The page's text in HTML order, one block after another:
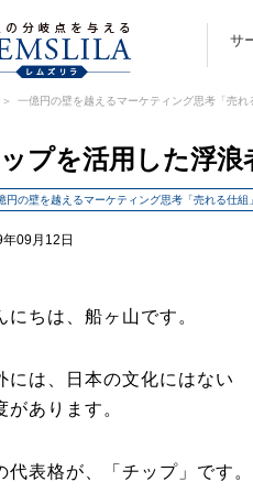
サ
一億円の壁を越えるマーケティング思考「売れ
プを活用した浮浪
円の壁を越えるマーケティング思考「売れる仕組
09月12日
にちは、船ヶ山です。
には、日本の文化にはない
があります。
代表格が、「チップ」です。